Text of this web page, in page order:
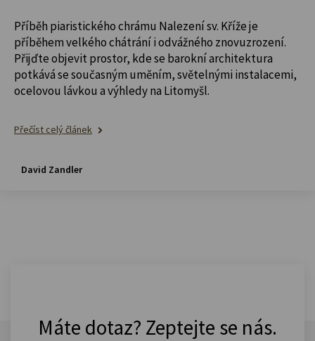
Příběh piaristického chrámu Nalezení sv. Kříže je
příběhem velkého chátrání i odvážného znovuzrození.
Přijďte objevit prostor, kde se barokní architektura
potkává se současným uměním, světelnými instalacemi,
ocelovou lávkou a výhledy na Litomyšl.
Přečíst celý článek
David Zandler
Máte dotaz? Zeptejte se nás.